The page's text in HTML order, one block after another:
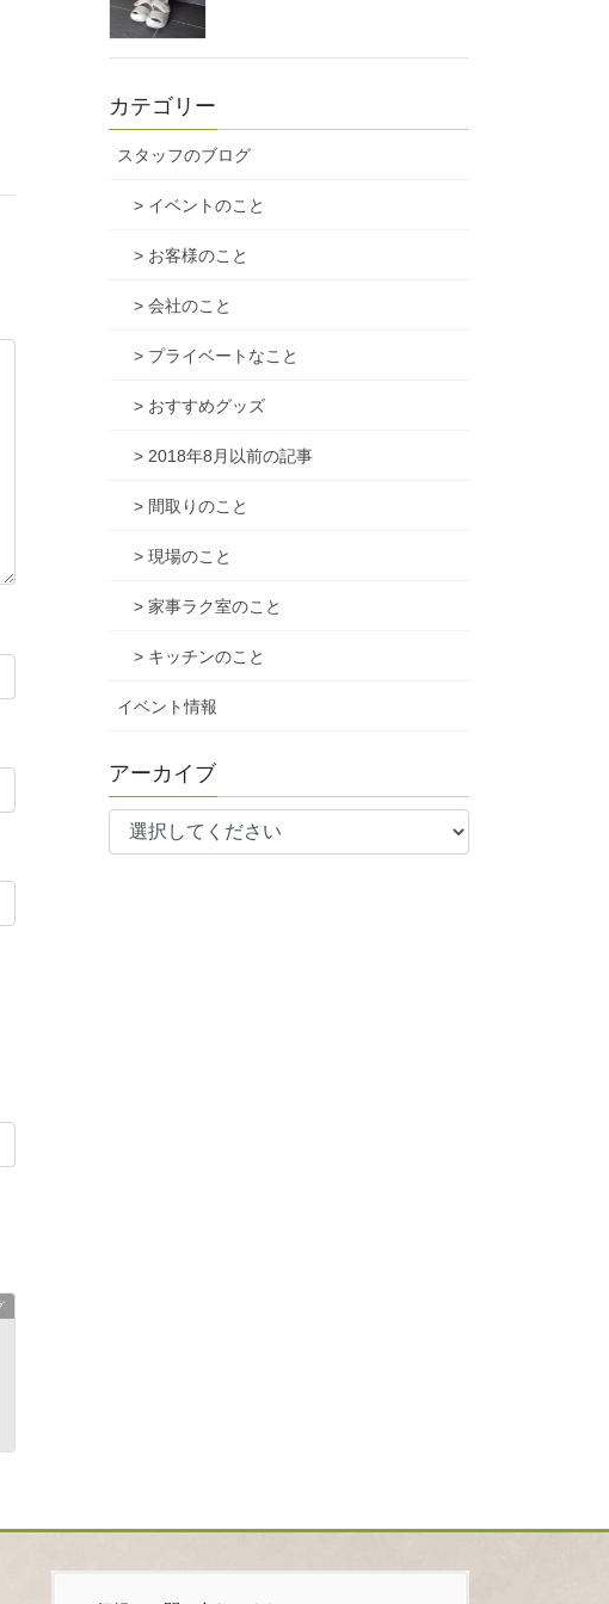
カテゴリー
スタッフのブログ
> イベントのこと
> お客様のこと
> 会社のこと
> プライベートなこと
> おすすめグッズ
> 2018年8月以前の記事
> 間取りのこと
> 現場のこと
> 家事ラク室のこと
> キッチンのこと
イベント情報
アーカイブ